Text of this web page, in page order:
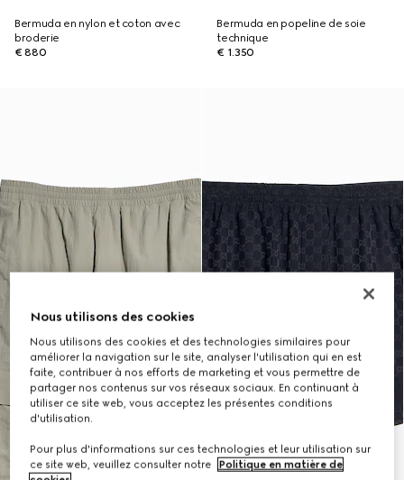
Bermuda en nylon et coton avec
broderie
€ 880
Bermuda en popeline de soie
technique
€ 1.350
Nous utilisons des cookies
Nous utilisons des cookies et des technologies similaires pour
améliorer la navigation sur le site, analyser l'utilisation qui en est
faite, contribuer à nos efforts de marketing et vous permettre de
partager nos contenus sur vos réseaux sociaux. En continuant à
utiliser ce site web, vous acceptez les présentes conditions
d'utilisation.
Pour plus d'informations sur ces technologies et leur utilisation sur
ce site web, veuillez consulter notre
Politique en matière de